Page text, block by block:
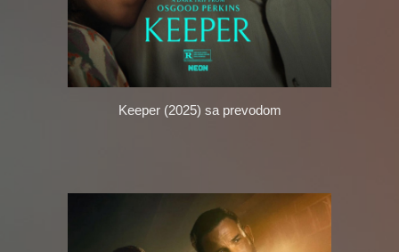
Keeper (2025) sa prevodom